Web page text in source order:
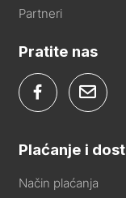
Partneri
Pratite nas
Plaćanje i
Način plaćanja